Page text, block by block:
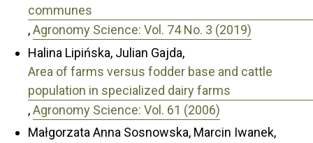
communes
,Agronomy Science: Vol. 74 No. 3 (2019)
Halina Lipińska, Julian Gajda,
Area of farms versus fodder base and cattle
population in specialized dairy farms
,Agronomy Science: Vol. 61 (2006)
Małgorzata Anna Sosnowska, Marcin Iwanek,